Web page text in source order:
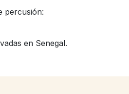
percusión:
en Senegal.